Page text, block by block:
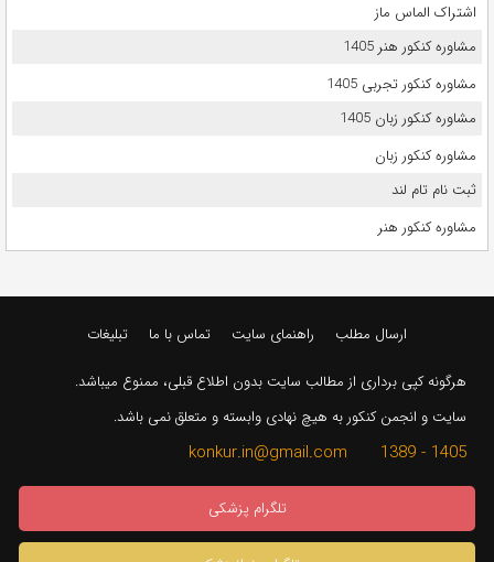
اشتراک الماس ماز
مشاوره کنکور هنر 1405
مشاوره کنکور تجربی 1405
مشاوره کنکور زبان 1405
مشاوره کنکور زبان
ثبت نام تام لند
مشاوره کنکور هنر
ارسال مطلب راهنمای سایت تماس با ما تبلیغات
هرگونه کپی برداری از مطالب سایت بدون اطلاع قبلی، ممنوع میباشد.
سایت و انجمن کنکور به هیچ نهادی وابسته و متعلق نمی باشد.
1405 - 1389 konkur.in@gmail.com
تلگرام پزشکی